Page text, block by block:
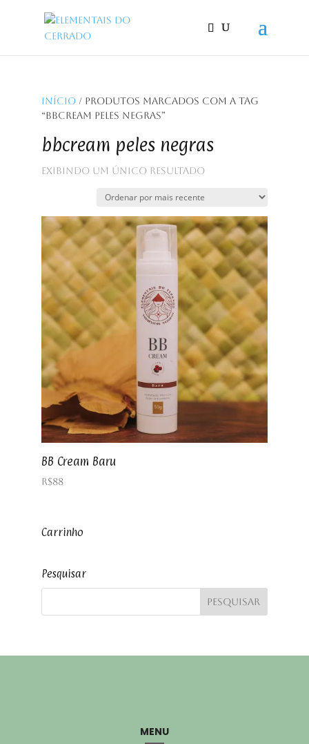
Início/ Produtos marcados com a tag
“bbcream peles negras”
bbcream peles negras
Exibindo um único resultado
BB Cream Baru
R$88
Carrinho
Pesquisar
MENU